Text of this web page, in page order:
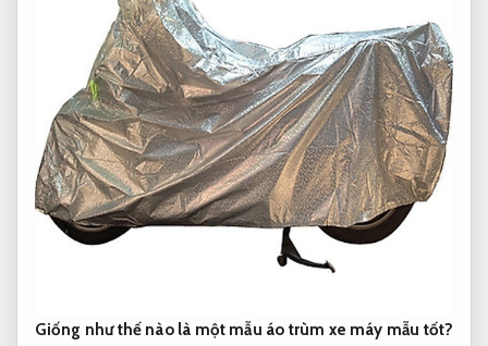
Giống như thế nào là một mẫu áo trùm xe máy mẫu tốt?